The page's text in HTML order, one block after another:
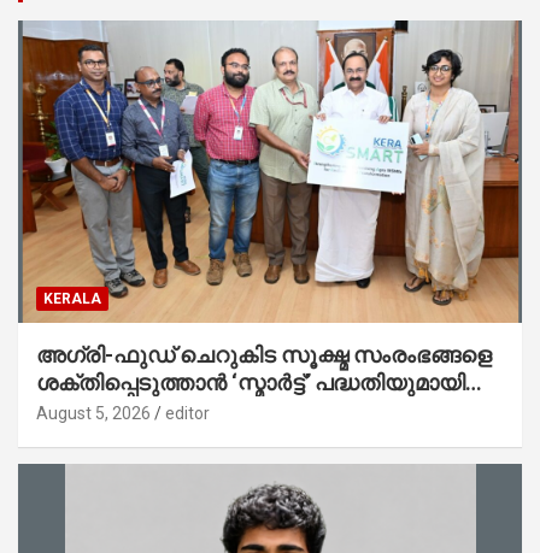
KERALA
അഗ്രി-ഫുഡ് ചെറുകിട സൂക്ഷ്മ സംരംഭങ്ങളെ
ശക്തിപ്പെടുത്താന്‍ ‘സ്മാര്‍ട്ട്’ പദ്ധതിയുമായി
കേര; ലോഗോ മുഖ്യമന്ത്രി പ്രകാശനം
August 5, 2026 editor